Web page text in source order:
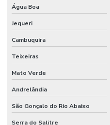
Água Boa
Jequeri
Cambuquira
Teixeiras
Mato Verde
Andrelândia
São Gonçalo do Rio Abaixo
Serra do Salitre